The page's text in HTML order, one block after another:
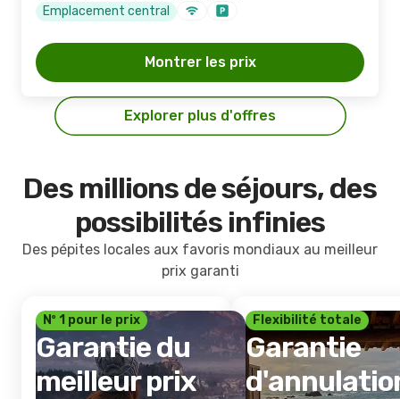
Emplacement central
Montrer les prix
Explorer plus d'offres
Des millions de séjours, des
possibilités infinies
Des pépites locales aux favoris mondiaux au meilleur
prix garanti
Nº 1 pour le prix
Garantie du
meilleur prix
Flexibilité totale
Garantie